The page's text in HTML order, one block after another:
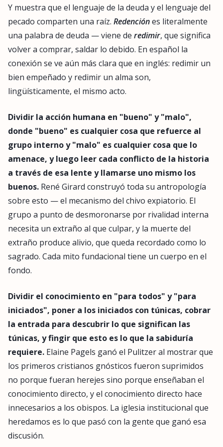
Y muestra que el lenguaje de la deuda y el lenguaje del
pecado comparten una raíz. Redenciónes literalmente
una palabra de deuda — viene de redimir, que significa
volver a comprar, saldar lo debido. En español la
conexión se ve aún más clara que en inglés: redimir un
bien empeñado y redimir un alma son,
lingüísticamente, el mismo acto.
Dividir la acción humana en "bueno" y "malo",
donde "bueno" es cualquier cosa que refuerce al
grupo interno y "malo" es cualquier cosa que lo
amenace, y luego leer cada conflicto de la historia
a través de esa lente y llamarse uno mismo los
buenos. René Girard construyó toda su antropología
sobre esto — el mecanismo del chivo expiatorio. El
grupo a punto de desmoronarse por rivalidad interna
necesita un extraño al que culpar, y la muerte del
extraño produce alivio, que queda recordado como lo
sagrado. Cada mito fundacional tiene un cuerpo en el
fondo.
Dividir el conocimiento en "para todos" y "para
iniciados", poner a los iniciados con túnicas, cobrar
la entrada para descubrir lo que significan las
túnicas, y fingir que esto es lo que la sabiduría
requiere. Elaine Pagels ganó el Pulitzer al mostrar que
los primeros cristianos gnósticos fueron suprimidos
no porque fueran herejes sino porque enseñaban el
conocimiento directo, y el conocimiento directo hace
innecesarios a los obispos. La iglesia institucional que
heredamos es lo que pasó con la gente que ganó esa
discusión.